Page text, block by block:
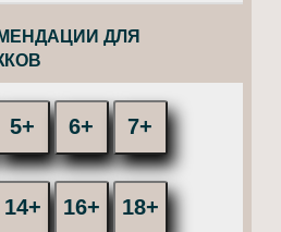
ДЛЯ
5+ 6+ 7+
14+ 16+ 18+